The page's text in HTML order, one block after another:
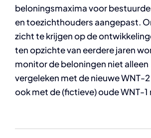
beloningsmaxima voor
en toezichthouders aangepast.
zicht te krijgen op de
ten opzichte van eerdere jaren
monitor de beloningen niet alleen
vergeleken met de nieuwe WNT-
ook met de (fictieve) oude WNT-1